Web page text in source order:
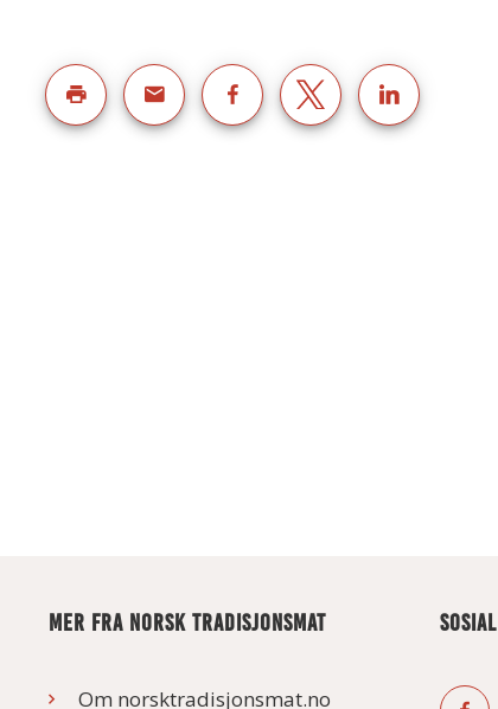
MER FRA NORSK TRADISJONSMAT
Om norsktradisjonsmat.no